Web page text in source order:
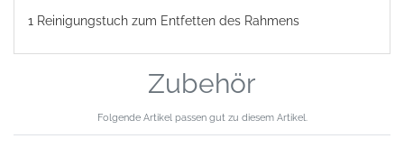
1 Reinigungstuch zum Entfetten des Rahmens
Zubehör
Folgende Artikel passen gut zu diesem Artikel.